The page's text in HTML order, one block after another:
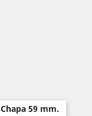
Chapa 59 mm.